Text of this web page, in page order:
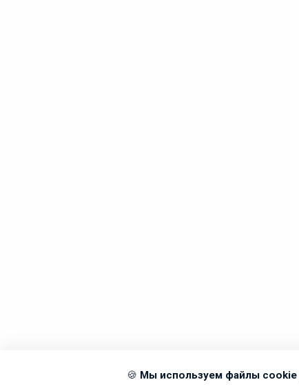
🍪 Мы используем файлы cookie